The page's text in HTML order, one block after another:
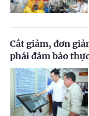
Cắt giảm, đơn
phải đảm bảo